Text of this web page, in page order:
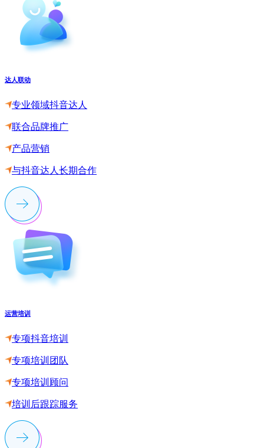
达人联动
专业领域抖音达人
联合品牌推广
产品营销
与抖音达人长期合作
运营培训
专项抖音培训
专项培训团队
专项培训顾问
培训后跟踪服务